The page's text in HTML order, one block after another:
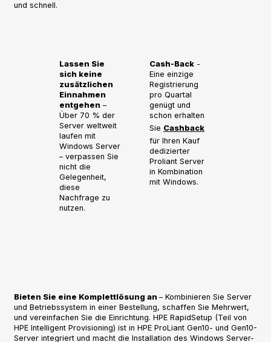
und schnell.
Lassen Sie
sich keine
zusätzlichen
Einnahmen
entgehen –
Über 70 % der
Server weltweit
laufen mit
Windows Server
– verpassen Sie
nicht die
Gelegenheit,
diese
Nachfrage zu
nutzen.
Cash-Back -
Eine einzige
Registrierung
pro Quartal
genügt und
schon erhalten
Sie Cashback
für Ihren Kauf
dedizierter
Proliant Server
in Kombination
mit Windows.
Bieten Sie eine Komplettlösung an – Kombinieren Sie Server
und Betriebssystem in einer Bestellung, schaffen Sie Mehrwert,
und vereinfachen Sie die Einrichtung. HPE RapidSetup (Teil von
HPE Intelligent Provisioning) ist in HPE ProLiant Gen10- und Gen10-
Server integriert und macht die Installation des Windows Server-